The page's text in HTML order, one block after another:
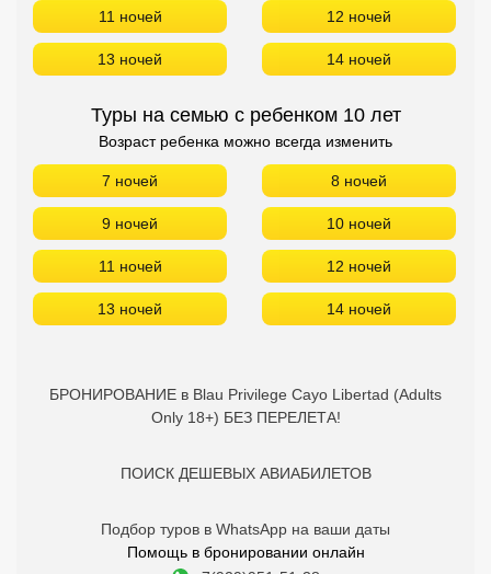
11 ночей 12 ночей
13 ночей 14 ночей
Туры на семью с ребенком 10 лет
Возраст ребенка можно всегда изменить
7 ночей 8 ночей
9 ночей 10 ночей
11 ночей 12 ночей
13 ночей 14 ночей
БРОНИРОВАНИЕ в Blau Privilege Cayo Libertad (Adults
Only 18+) БЕЗ ПЕРЕЛЕТА!
ПОИСК ДЕШЕВЫХ АВИАБИЛЕТОВ
Подбор туров в WhatsApp на ваши даты
Помощь в бронировании онлайн